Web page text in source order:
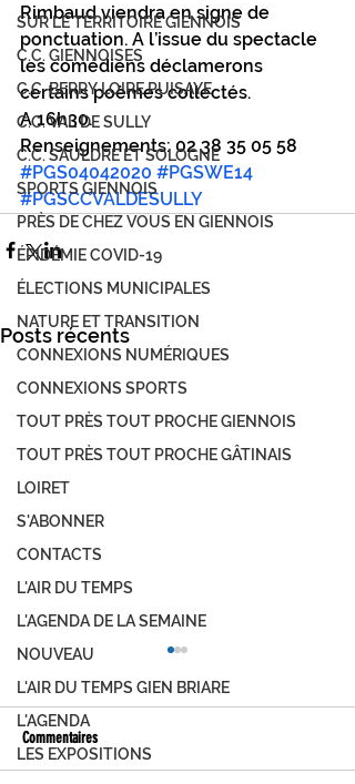
SUR LE TERRITOIRE GIENNOIS
C.C. GIENNOISES
C.C. BERRY LOIRE PUISAYE
C.C. VAL DE SULLY
C.C. SAULDRE ET SOLOGNE
SPORTS GIENNOIS
PRÈS DE CHEZ VOUS EN GIENNOIS
ÉPIDÉMIE COVID-19
ÉLECTIONS MUNICIPALES
NATURE ET TRANSITION
CONNEXIONS NUMÉRIQUES
CONNEXIONS SPORTS
TOUT PRÈS TOUT PROCHE GIENNOIS
TOUT PRÈS TOUT PROCHE GÂTINAIS
LOIRET
S'ABONNER
CONTACTS
L'AIR DU TEMPS
L'AGENDA DE LA SEMAINE
NOUVEAU
L'AIR DU TEMPS GIEN BRIARE
L'AGENDA
LES EXPOSITIONS
Rimbaud viendra en signe de
ponctuation. A l’issue du spectacle
les comédiens déclamerons
certains poèmes collectés.
A 16h30.
Renseignements: 02 38 35 05 58
#PGS04042020 #PGSWE14
#PGSCCVALDESULLY
Posts récents
Commentaires